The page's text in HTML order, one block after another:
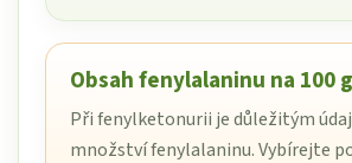
Obsah fenylalaninu na 100 g
Při fenylketonurii je důležitým
množství fenylalaninu. Vybírejte